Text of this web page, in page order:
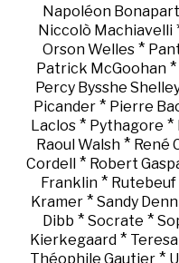
Napoléon
Niccolò Machiavelli
Orson Welles*
Patrick McGoohan *
Percy Bysshe
Picander * Pierre
Laclos* Pythagore *
Raoul Walsh* René
Cordell * Robert
Franklin* Rutebeuf
Kramer * Sandy
Dibb * Socrate *
Kierkegaard*
Théophile Gautier *